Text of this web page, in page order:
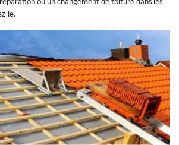
ou un changement de toiture dans les
le.